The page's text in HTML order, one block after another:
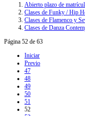
Abierto plazo de
Clases de Funky / Hip
Clases de Flamenco y
Clases de Danza
Página 52 de 63
Iniciar
Previo
47
48
49
50
51
52